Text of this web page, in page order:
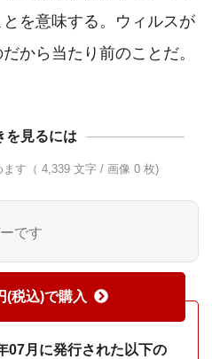
を意味する。ウィルスが
を見るには
す（ 4,339 文字 / 画像 0 枚)
です
(税込)で購入
07月に発行された以下の